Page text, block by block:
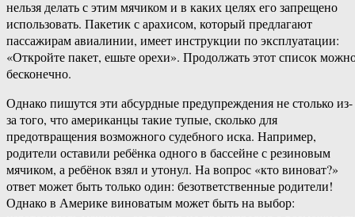
нельзя делать с этим мячиком и в каких целях его запрещено
использовать. Пакетик с арахисом, который предлагают
пассажирам авиалинии, имеет инструкции по эксплуатации:
«Откройте пакет, ешьте орехи». Продолжать этот список
бесконечно.
Однако пишутся эти абсурдные предупреждения не столько из-
за того, что американцы такие тупые, сколько для
предотвращения возможного судебного иска. Например,
родители оставили ребёнка одного в бассейне с резиновым
мячиком, а ребёнок взял и утонул. На вопрос «кто виноват?»
ответ может быть только один: безответственные родители!
Однако в Америке виноватым может быть на выбор: